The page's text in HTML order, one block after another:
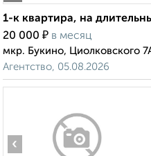
1-к квартира, на
20 000 ₽ в месяц
мкр. Букино, Циолковского
Агентство, 05.08.2026
‹